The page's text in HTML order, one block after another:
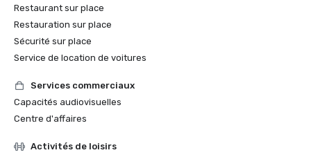
Restaurant sur place
Restauration sur place
Sécurité sur place
Service de location de voitures
Services commerciaux
Capacités audiovisuelles
Centre d'affaires
Activités de loisirs